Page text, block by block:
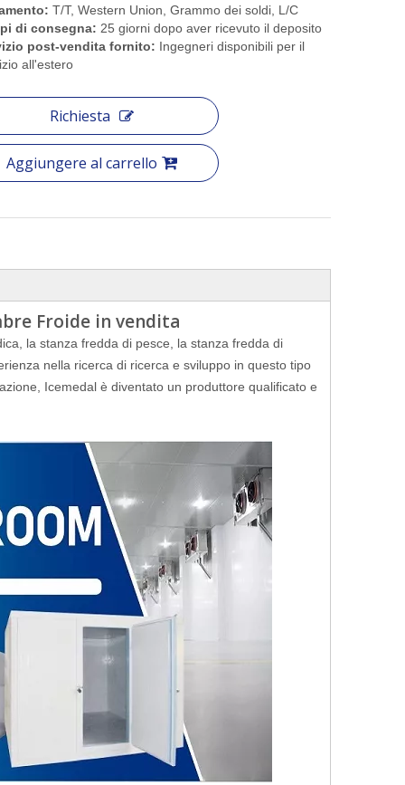
T/T, Western Union, Grammo dei soldi, L/C
di consegna: 25 giorni dopo aver ricevuto il deposito
post-vendita fornito: Ingegneri disponibili per il
all'estero
Richiesta
Aggiungere al carrello
Froide in vendita
la stanza fredda di pesce, la stanza fredda di
nella ricerca di ricerca e sviluppo in questo tipo
Icemedal è diventato un produttore qualificato e